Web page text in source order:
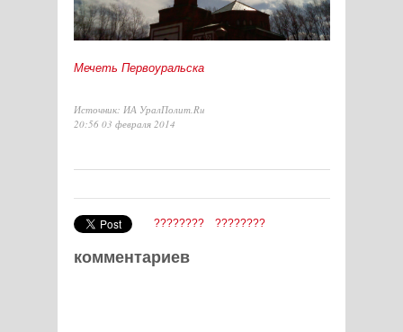
Мечеть Первоуральска
Источник: ИА УралПолит.Ru
20:56 03 февраля 2014
???????? ????????
комментариев